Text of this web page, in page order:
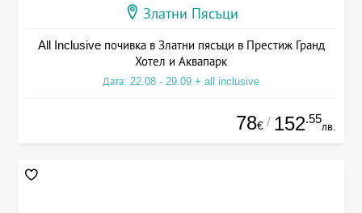
Златни Пясъци
All Inclusive почивка в Златни пясъци в Престиж Гранд
Хотел и Аквапарк
Дата: 22.08 - 29.09 + all inclusive
78€ / 152.55
лв.